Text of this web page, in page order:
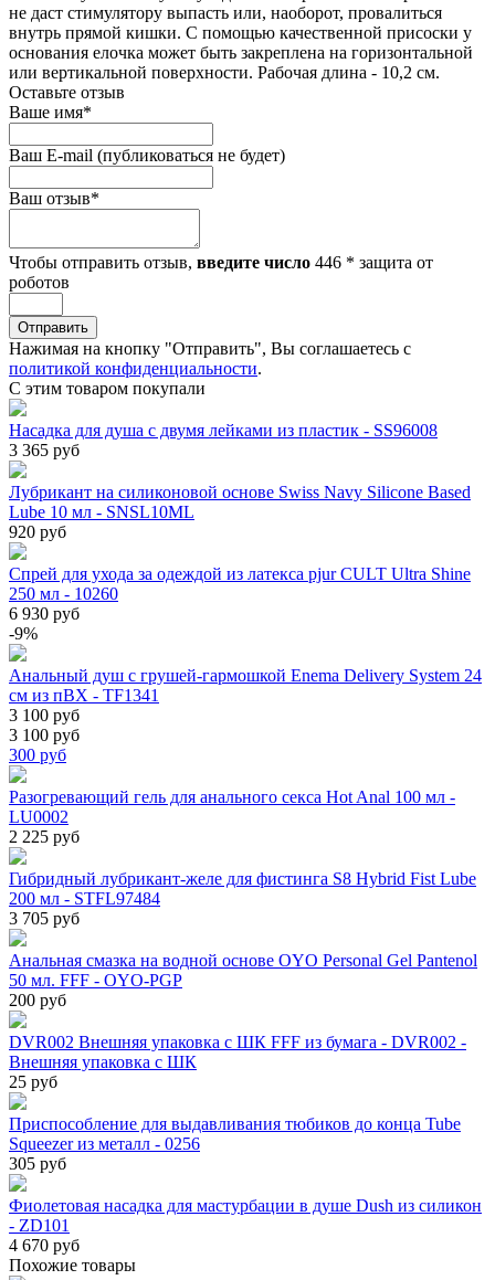
не даст стимулятору выпасть или, наоборот, провалиться
внутрь прямой кишки. С помощью качественной присоски у
основания елочка может быть закреплена на горизонтальной
или вертикальной поверхности. Рабочая длина - 10,2 см.
Оставьте отзыв
Ваше имя*
Ваш E-mail (публиковаться не будет)
Ваш отзыв*
Чтобы отправить отзыв, введите число 446 * защита от
роботов
Отправить
Нажимая на кнопку "Отправить", Вы соглашаетесь с
политикой конфиденциальности.
С этим товаром покупали
Насадка для душа с двумя лейками из пластик - SS96008
3 365 руб
Лубрикант на силиконовой основе Swiss Navy Silicone Based
Lube 10 мл - SNSL10ML
920 руб
Спрей для ухода за одеждой из латекса pjur CULT Ultra Shine
250 мл - 10260
6 930 руб
-9%
Анальный душ с грушей-гармошкой Enema Delivery System 24
см из пВХ - TF1341
3 100 руб
3 100 руб
300 руб
Разогревающий гель для анального секса Hot Anal 100 мл -
LU0002
2 225 руб
Гибридный лубрикант-желе для фистинга S8 Hybrid Fist Lube
200 мл - STFL97484
3 705 руб
Анальная смазка на водной основе OYO Personal Gel Pantenol
50 мл. FFF - OYO-PGP
200 руб
DVR002 Внешняя упаковка с ШК FFF из бумага - DVR002 -
Внешняя упаковка с ШК
25 руб
Приспособление для выдавливания тюбиков до конца Tube
Squeezer из металл - 0256
305 руб
Фиолетовая насадка для мастурбации в душе Dush из силикон
- ZD101
4 670 руб
Похожие товары